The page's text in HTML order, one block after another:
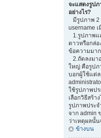
จะแสดงรูป
อย่างไร?
มีรูปภาพ 2
username
1.รูปภาพแ
ดาวหรือกล่
ข้อความมา
2.ถัดลงมา
ใหญ่ คือรูปภ
บอกผู้ใช้แต่
ใช้รูปภาพป
เลือกวิธีสร้า
รูปภาพประ
จาก admin
ว่าเหตุผลนั้
ข้างบน